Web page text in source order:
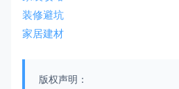
装修避坑
家居建材
版权声明：